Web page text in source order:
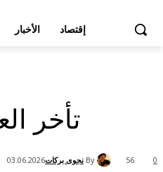
إقتصاد الأخبار
تأخر
By نجوى بركات03.06.2026 0
56